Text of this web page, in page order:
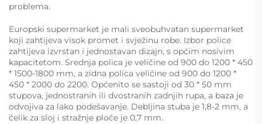
problema.
Europski supermarket je mali sveobuhvatan supermarket
koji zahtijeva visok promet i svježinu robe. Izbor police
zahtijeva izvrstan i jednostavan dizajn, s općim nosivim
kapacitetom. Srednja polica je veličine od 900 do 1200 * 450
* 1500-1800 mm, a zidna polica veličine od 900 do 1200 *
450 * 2000 do 2200. Općenito se sastoji od 30 * 50 mm
stupova, jednostranih ili dvostranih zadnjih rupa, a baza je
odvojiva za lako podešavanje. Debljina stuba je 1,8-2 mm, a
čelik za sloj i stražnje ploče je 0,7 mm.